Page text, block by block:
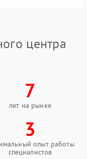
центра
7
лет на рынке
3
опыт работы
специалистов